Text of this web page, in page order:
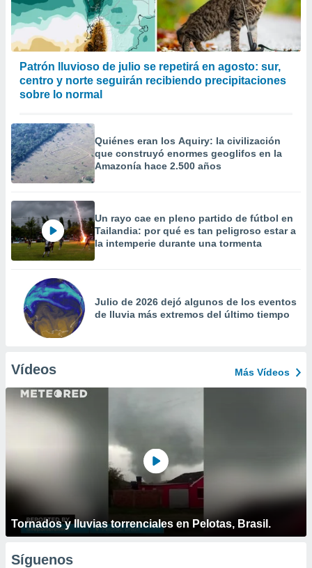
Patrón lluvioso de julio se repetirá en agosto: sur,
centro y norte seguirán recibiendo precipitaciones
sobre lo normal
Quiénes eran los Aquiry: la civilización
que construyó enormes geoglifos en la
Amazonía hace 2.500 años
Un rayo cae en pleno partido de fútbol en
Tailandia: por qué es tan peligroso estar a
la intemperie durante una tormenta
Julio de 2026 dejó algunos de los eventos
de lluvia más extremos del último tiempo
Vídeos Más Vídeos
Tornados y lluvias torrenciales en Pelotas, Brasil.
Síguenos